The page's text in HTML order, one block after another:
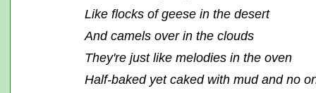
Like flocks of geese in the desert
And camels over in the clouds
They're just like melodies in the oven
Half-baked yet caked with mud and no